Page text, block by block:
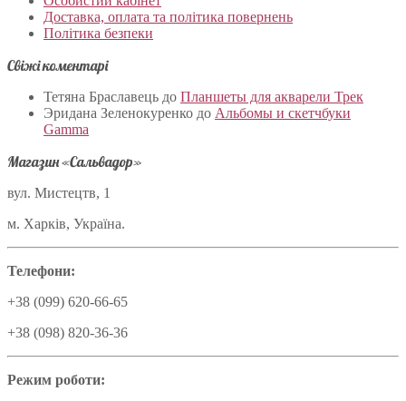
Доставка, оплата та політика повернень
Політика безпеки
Свіжі коментарі
Тетяна Браславець до Планшеты для акварели Трек
Эридана Зеленокуренко до Альбомы и скетчбуки
Gamma
Магазин «Сальвадор»
вул. Мистецтв, 1
м. Харків, Україна.
Телефони:
+38 (099) 620-66-65
+38 (098) 820-36-36
Режим роботи: